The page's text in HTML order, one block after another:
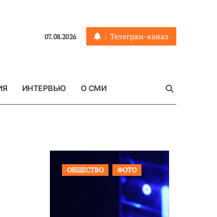
07.08.2026 Телеграм-канал
ИНТЕРВЬЮ О СМИ
ОБЩЕСТВО ФОТО